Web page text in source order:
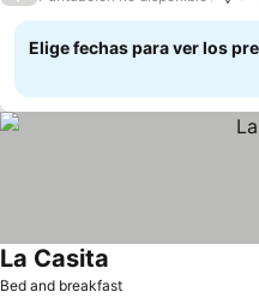
Elige fechas para ver los
Bed and breakfast
La Casita